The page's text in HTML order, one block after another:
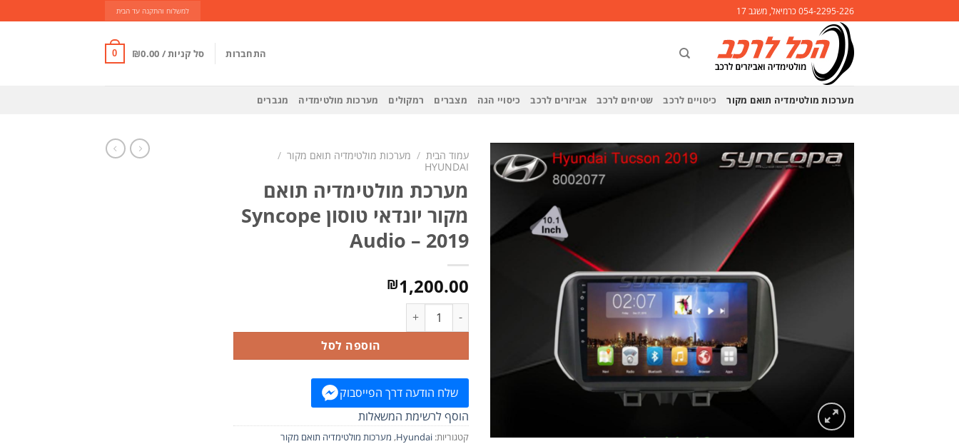
to
054-2295-226 כרמיאל, משגב 17 למשלוח והתקנה עד הבית
התחברות סל קניות / ₪0.00
0
מערכות מולטימדיה תואם מקור כיסויים לרכב שטיחים לרכב אביזרים לרכב כיסויי הגה מצברים רמקולים מערכות מולטימדיה מגברים
המשאלות
עמוד הבית / מערכות מולטימדיה תואם מקור /
HYUNDAI
מערכת מולטימדיה תואם
מקור יונדאי טוסון Syncope
Audio – 2019
₪1,200.00
כמות של מערכת מולטימדיה תואם מקור יונדאי טוסון Syncope Audio - 2019
הוספה לסל
שלח הודעה דרך הפייסבוק
הוסף לרשימת המשאלות
קטגוריות: Hyundai
, מערכות מולטימדיה תואם מקור